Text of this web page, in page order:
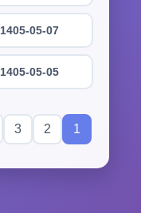
1405-05-07
1405-05-05
1
2
3